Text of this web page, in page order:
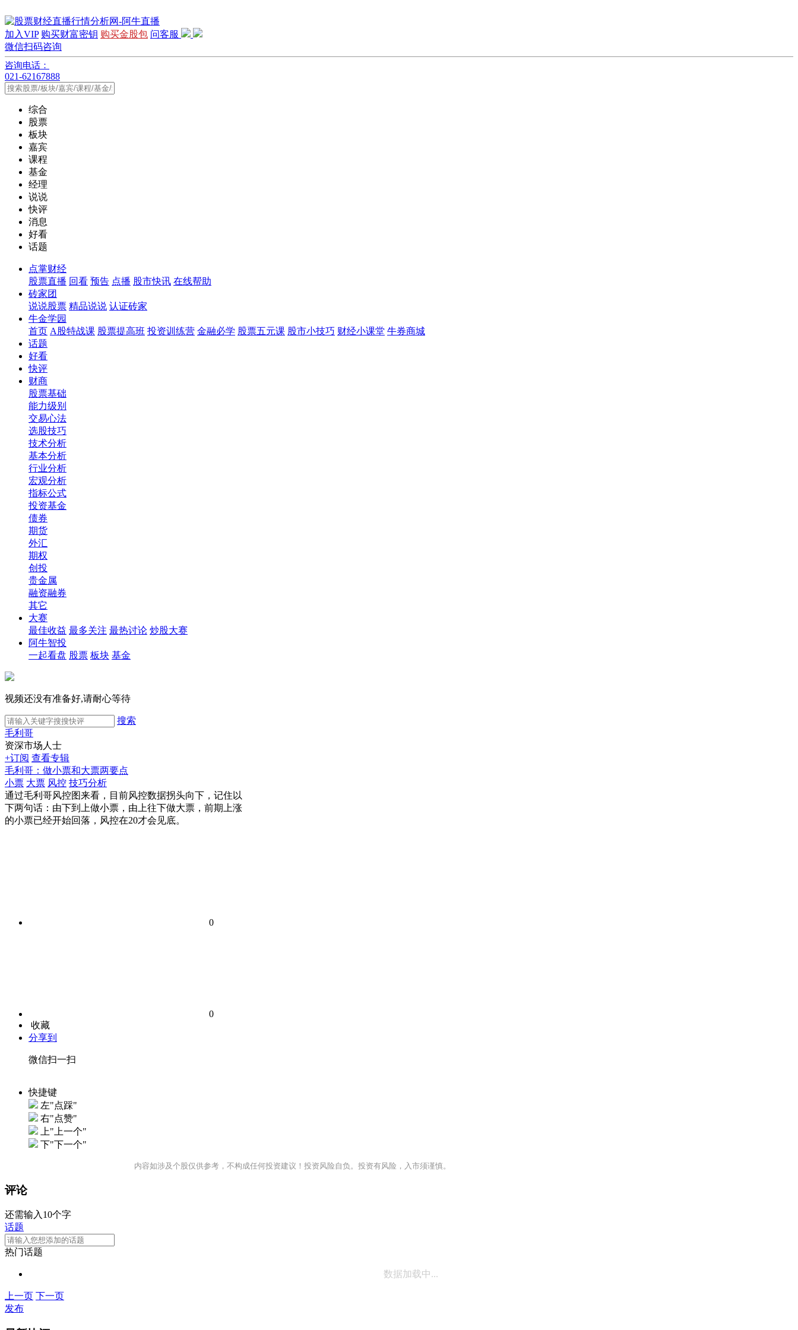
加入VIP 购买财富密钥 购买金股包 问客服
微信扫码咨询
咨询电话：
021-62167888
综合
股票
板块
嘉宾
课程
基金
经理
说说
快评
消息
好看
话题
点掌财经
股票直播 回看 预告 点播 股市快讯 在线帮助
砖家团
说说股票 精品说说 认证砖家
牛金学园
首页 A股特战课 股票提高班 投资训练营 金融必学 股票五元课 股市小技巧 财经小课堂 牛券商城
话题
好看
快评
财商
股票基础
能力级别
交易心法
选股技巧
技术分析
基本分析
行业分析
宏观分析
指标公式
投资基金
债券
期货
外汇
期权
创投
贵金属
融资融券
其它
大赛
最佳收益 最多关注 最热讨论 炒股大赛
阿牛智投
一起看盘 股票 板块 基金
视频还没有准备好,请耐心等待
搜索
毛利哥
资深市场人士
+订阅 查看专辑
毛利哥：做小票和大票两要点
小票 大票 风控 技巧分析
通过毛利哥风控图来看，目前风控数据拐头向下，记住以
下两句话：由下到上做小票，由上往下做大票，前期上涨
的小票已经开始回落，风控在20才会见底。
0
0
收藏
分享到
微信扫一扫
快捷键
左"点踩"
右"点赞"
上"上一个"
下"下一个"
内容如涉及个股仅供参考，不构成任何投资建议！投资风险自负。投资有风险，入市须谨慎。
评论
还需输入10个字
话题
热门话题
数据加载中...
上一页 下一页
发布